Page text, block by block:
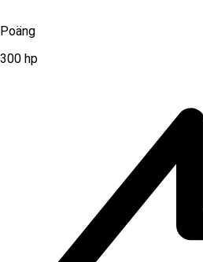
Poäng
300 hp